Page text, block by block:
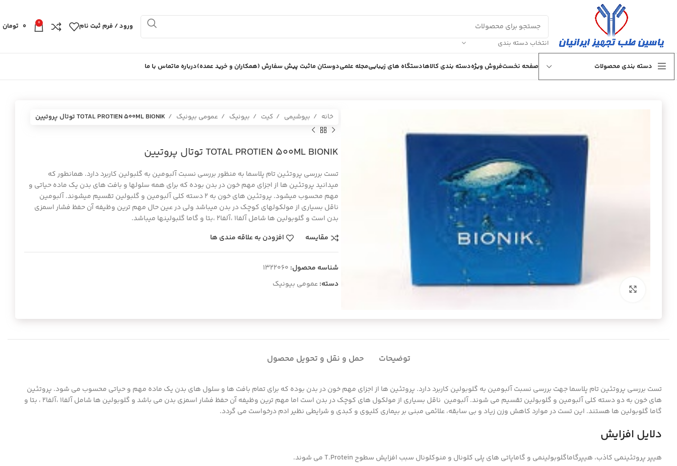
انتخاب دسته بندی
ورود / فرم ثبت نام 0
0 تومان
دسته بندی محصولات صفحه نخستفروش ویژهدسته بندی کالاهادستگاه های زیباییمجله علمیدوستان ماثبت پیش سفارش (همکاران و خرید عمده)درباره ماتماس با ما
برای بزرگنمایی کلیک کنید
خانه بیوشیمی کیت بیونیک عمومی بیونیک TOTAL PROTIEN 500ML BIONIK توتال پروتيين
TOTAL PROTIEN 500ML BIONIK توتال پروتيين
تست بررسی پروتئین تام پلاسما به منظور بررسی نسبت آلبومین به گلبولین کاربرد دارد. همانطور که
میدانید پروتئین ها از اجزای مهم خون در بدن بوده که برای همه سلولها و بافت های بدن یک ماده حیاتی و
مهم محسوب میشود. پروتئین های خون به ۲ دسته کلی آلبومین و گلبولین تقسیم میشوند. آلبومین
ناقل بسیاری از مولکولهای کوچک در بدن میباشد ولی در عین حال مهم ترین وظیفه آن حفظ فشار اسمزی
بدن است و گلوبولین ها شامل آلفا۱ ،آلفا۲ ،بتا و گاما گلبولینها میباشد.
مقایسه
افزودن به علاقه مندی ها
شناسه محصول: 1322060
دسته:عمومی بیونیک
توضیحات حمل و نقل و تحویل محصول
تست بررسی پروتئین تام پلاسما جهت بررسی نسبت آلبومین به گلوبولین کاربرد دارد. پروتئین ها از اجزای مهم خون در بدن بوده که برای تمام بافت ها و سلول های بدن یک ماده مهم و حیاتی محسوب می شود. پروتئین
های خون به دو دسته کلی آلبومین و گلوبولین تقسیم می شوند. آلبومین ناقل بسیاری از مولکول های کوچک در بدن است اما مهم ترین وظیفه آن حفظ فشار اسمزی بدن می باشد و گلوبولین ها شامل آلفا1 ،آلفا2 ، بتا و
گاما گلوبولین ها هستند. این تست در موارد کاهش وزن زیاد و بی سابقه، علائمی مبنی بر بیماری کلیوی و کبدی و شرایطی نظیر ادم درخواست می گردد.
دلایل افزایش
هیپر پروتئینمی کاذب، هیپرگاماگلوبولینمی و گاماپاتی های پلی کلونال و منوکلونال سبب افزایش سطوح T.Protein می شوند.